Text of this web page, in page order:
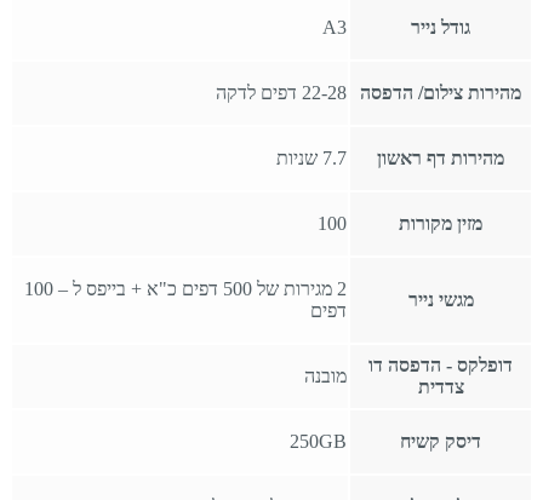
גודל נייר A3
מהירות צילום/ הדפסה 22-28 דפים לדקה
מהירות דף ראשון 7.7 שניות
מזין מקורות 100
מגשי נייר
2 מגירות של 500 דפים כ"א + בייפס ל – 100
דפים
דופלקס - הדפסה דו
צדדית
מובנה
דיסק קשיח 250GB